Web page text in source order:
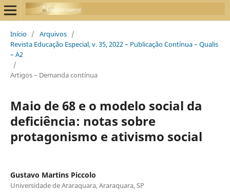
Início / Arquivos /
Revista Educação Especial, v. 35, 2022 – Publicação Contínua – Qualis
– A2
/
Artigos – Demanda contínua
Maio de 68 e o modelo social da
deficiência: notas sobre
protagonismo e ativismo social
Gustavo Martins Piccolo
Universidade de Araraquara, Araraquara, SP